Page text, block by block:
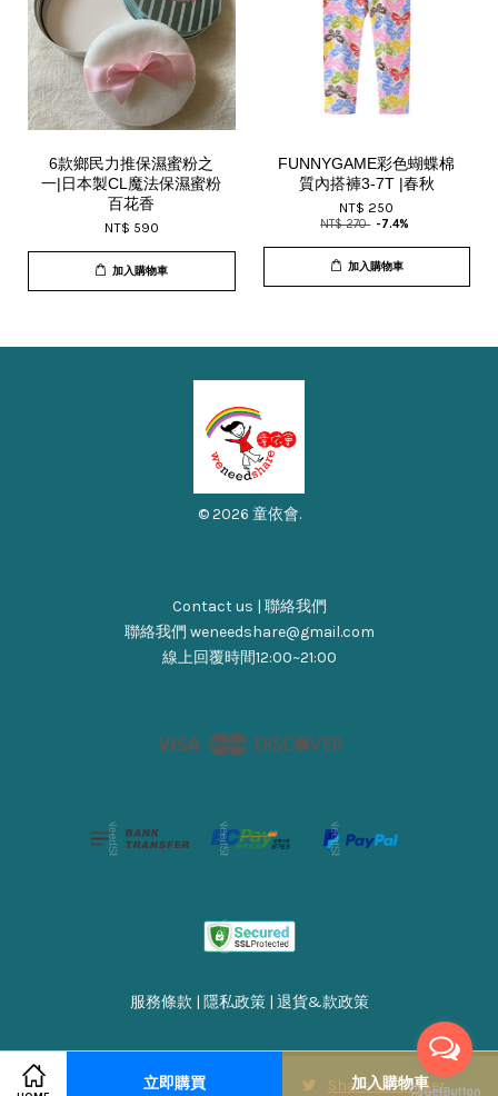
立即購買 加入購物車
6款鄉民力推保濕蜜粉之
一|日本製CL魔法保濕蜜粉
百花香
NT$ 590
加入購物車
FUNNYGAME彩色蝴蝶棉
質內搭褲3-7T |春秋
NT$ 250
NT$ 270 -7.4%
加入購物車
© 2026 童依會.
Contact us | 聯絡我們
聯絡我們 weneedshare@gmail.com
線上回覆時間12:00~21:00
Visa Master
服務條款| 隱私政策| 退貨&款政策
Share on Facebook Share on Twitter